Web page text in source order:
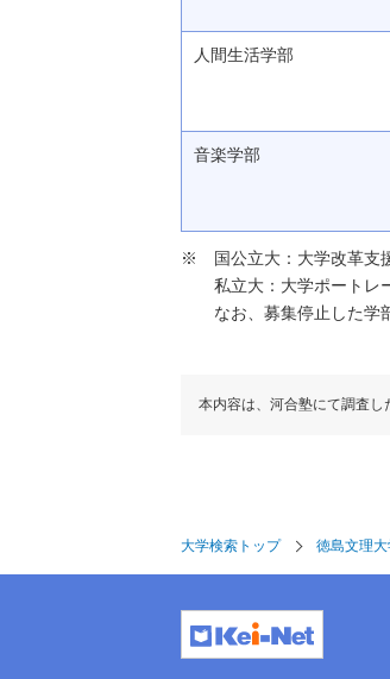
人間生活学部
音楽学部
国公立大：大学改革支
私立大：大学ポートレ
なお、募集停止した学
本内容は、河合塾にて調査し
大学検索トップ 徳島文理